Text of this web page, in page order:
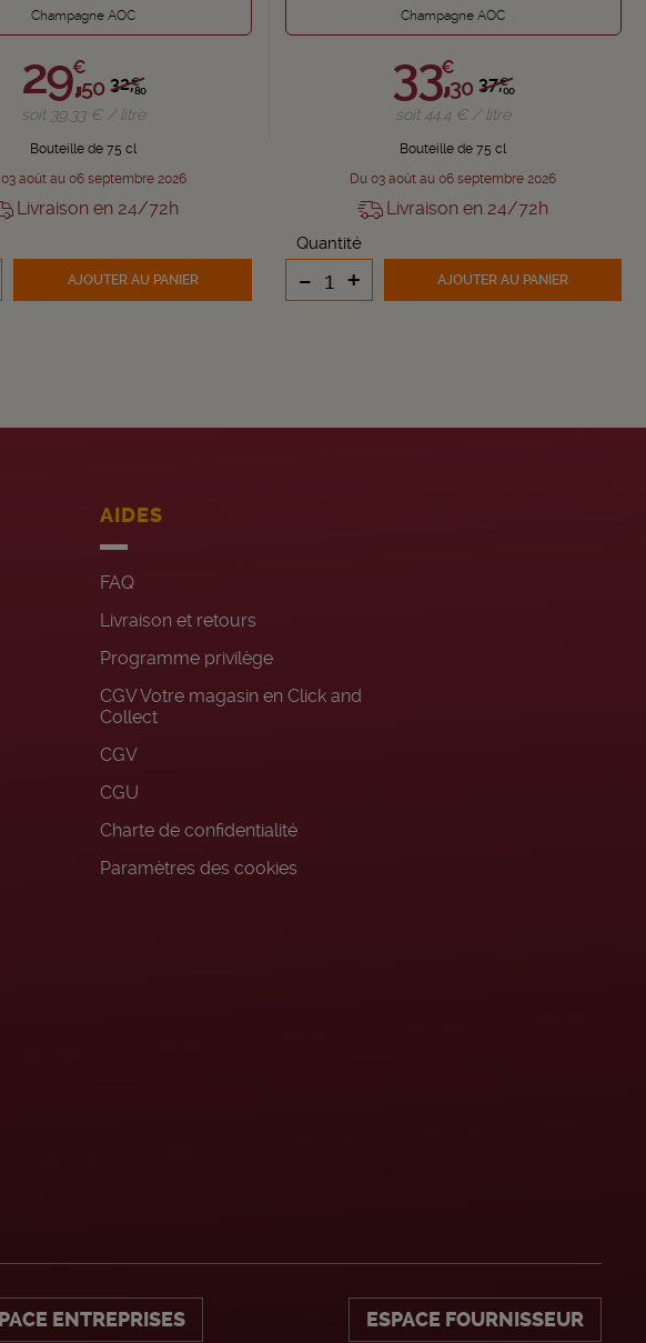
Champagne AOC
32,€
80
29,
€
50
soit 39,33 € / litre
Bouteille de 75 cl
août au 06 septembre 2026
Livraison en 24/72h
AJOUTER AU PANIER
Champagne AOC
37,€
00
33,
€
30
soit 44,4 € / litre
Bouteille de 75 cl
Du 03 août au 06 septembre 2026
Livraison en 24/72h
Quantité
- + AJOUTER AU PANIER
AIDES
FAQ
Livraison et retours
Programme privilège
CGV Votre magasin en Click and
Collect
CGV
CGU
Charte de confidentialité
Paramètres des cookies
ENTREPRISES ESPACE FOURNISSEUR